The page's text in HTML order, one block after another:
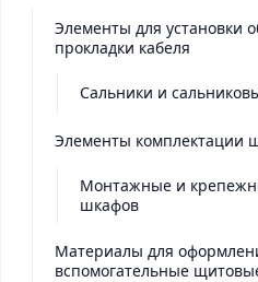
Элементы для установки
прокладки кабеля
Сальники и
Элементы комплектации
Монтажные и
шкафов
Материалы для
вспомогательные